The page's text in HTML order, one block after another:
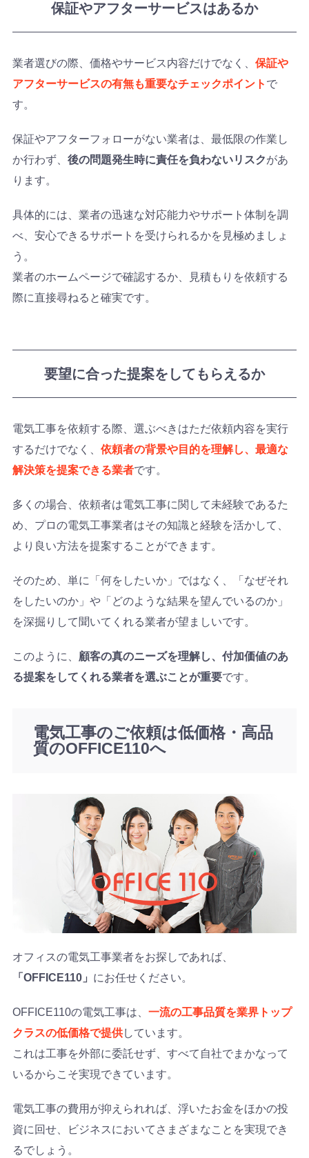
保証やアフターサービスはあるか
業者選びの際、価格やサービス内容だけでなく、 保証や
アフターサービスの有無も重要なチェックポイント で
す。
保証やアフターフォローがない業者は、最低限の作業し
か行わず、 後の問題発生時に責任を負わないリスクがあ
ります。
具体的には、業者の迅速な対応能力やサポート体制を調
べ、安心できるサポートを受けられるかを見極めましょ
う。
業者のホームページで確認するか、見積もりを依頼する
際に直接尋ねると確実です。
要望に合った提案をしてもらえるか
電気工事を依頼する際、選ぶべきはただ依頼内容を実行
するだけでなく、 依頼者の背景や目的を理解し、最適な
解決策を提案できる業者です。
多くの場合、依頼者は電気工事に関して未経験であるた
め、プロの電気工事業者はその知識と経験を活かして、
より良い方法を提案することができます。
そのため、単に「何をしたいか」ではなく、「なぜそれ
をしたいのか」や「どのような結果を望んでいるのか」
を深掘りして聞いてくれる業者が望ましいです。
このように、 顧客の真のニーズを理解し、付加価値のあ
る提案をしてくれる業者を選ぶことが重要です。
電気工事のご依頼は低価格・高品
質のOFFICE110へ
オフィスの電気工事業者をお探しであれば、
「OFFICE110」 にお任せください。
OFFICE110の電気工事は、 一流の工事品質を業界トップ
クラスの低価格で提供しています。
これは工事を外部に委託せず、すべて自社でまかなって
いるからこそ実現できています。
電気工事の費用が抑えられれば、浮いたお金をほかの投
資に回せ、ビジネスにおいてさまざまなことを実現でき
るでしょう。